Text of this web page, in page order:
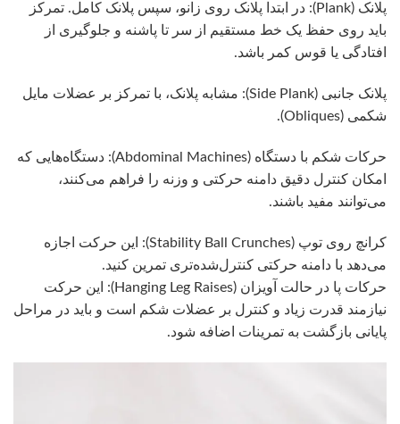
پلانک (Plank): در ابتدا پلانک روی زانو، سپس پلانک کامل. تمرکز
باید روی حفظ یک خط مستقیم از سر تا پاشنه و جلوگیری از
افتادگی یا قوس کمر باشد.
پلانک جانبی (Side Plank): مشابه پلانک، با تمرکز بر عضلات مایل
شکمی (Obliques).
حرکات شکم با دستگاه (Abdominal Machines): دستگاه‌هایی که
امکان کنترل دقیق دامنه حرکتی و وزنه را فراهم می‌کنند،
می‌توانند مفید باشند.
کرانچ روی توپ (Stability Ball Crunches): این حرکت اجازه
می‌دهد با دامنه حرکتی کنترل‌شده‌تری تمرین کنید.
حرکات پا در حالت آویزان (Hanging Leg Raises): این حرکت
نیازمند قدرت زیاد و کنترل بر عضلات شکم است و باید در مراحل
پایانی بازگشت به تمرینات اضافه شود.